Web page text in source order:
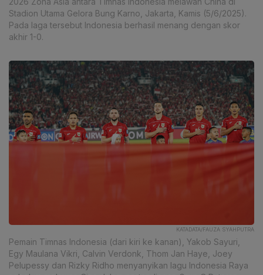
Stadion Utama Gelora Bung Karno, Jakarta, Kamis (5/6/2025).
Pada laga tersebut Indonesia berhasil menang dengan skor
akhir 1-0.
KATADATA/FAUZA SYAHPUTRA
Pemain Timnas Indonesia (dari kiri ke kanan), Yakob Sayuri,
Egy Maulana Vikri, Calvin Verdonk, Thom Jan Haye, Joey
Pelupessy dan Rizky Ridho menyanyikan lagu Indonesia Raya